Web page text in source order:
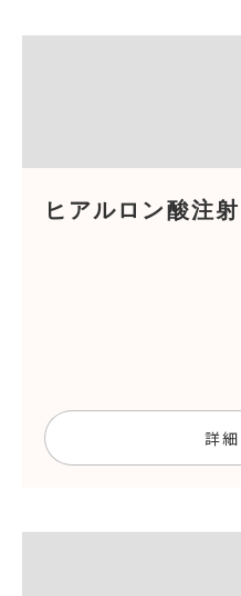
ヒアルロン酸注射
詳